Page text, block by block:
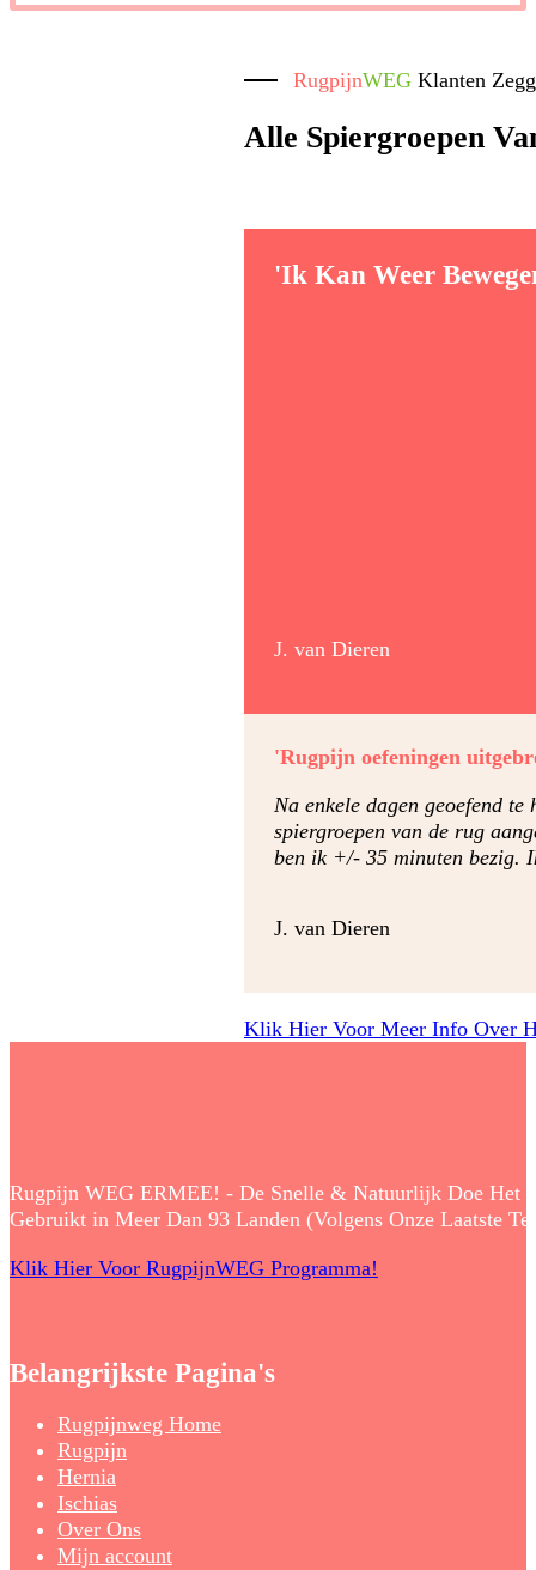
RugpijnWEGKlanten
Alle Spiergroepen
'Ik Kan Weer
J. van Dieren
'Rugpijn oefeningen
Na enkele dagen geoefend
spiergroepen van de rug
ben ik +/- 35 minuten bezig.
J. van Dieren
Klik Hier Voor Meer Info Over
Rugpijn WEG ERMEE! - De Snelle & Natuurlijk Doe Het
Gebruikt in Meer Dan 93 Landen (Volgens Onze Laatste
Klik Hier Voor RugpijnWEG Programma!
Belangrijkste Pagina's
Rugpijnweg Home
Rugpijn
Hernia
Ischias
Over Ons
Mijn account